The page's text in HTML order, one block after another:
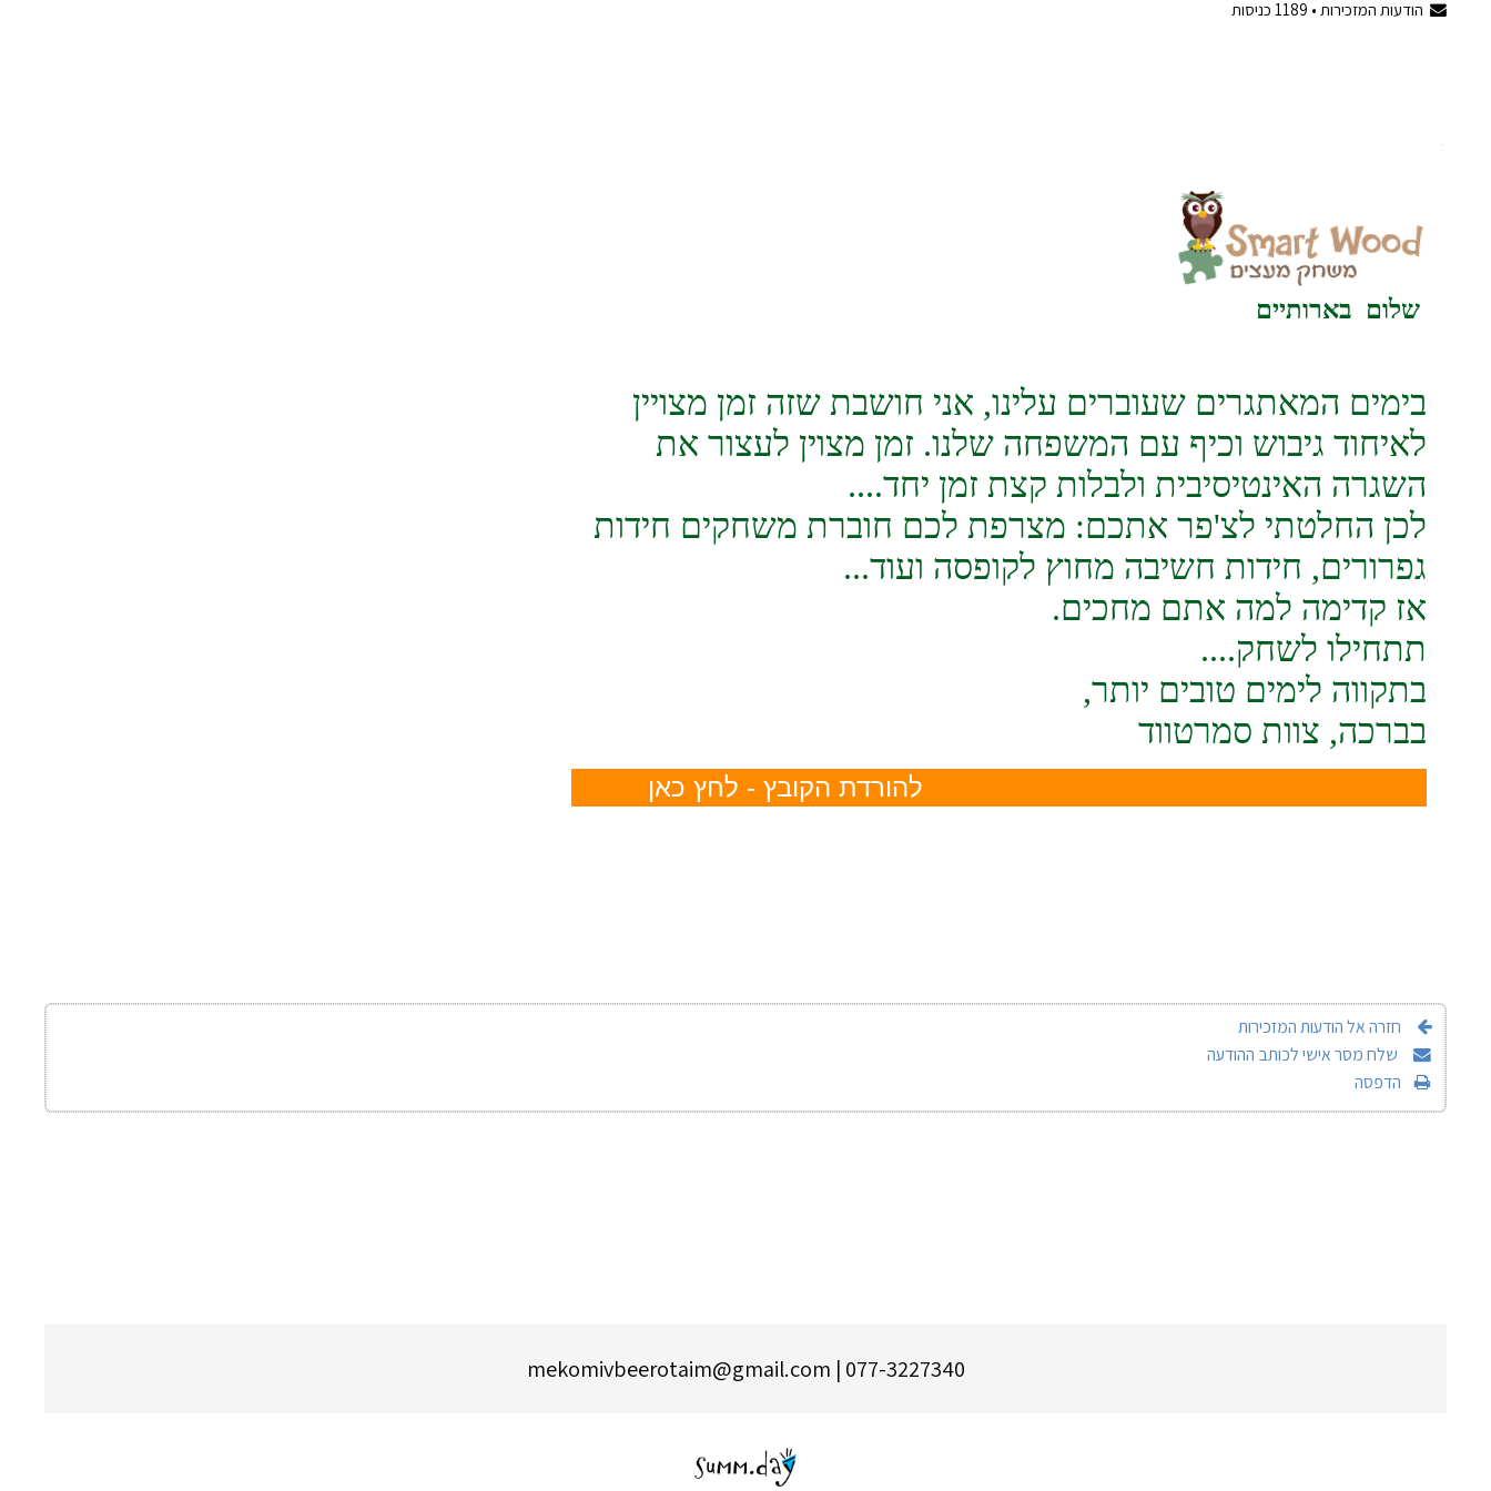
הודעות המזכירות • 1189 כניסות
שלום בארותיים
בימים המאתגרים שעוברים עלינו, אני חושבת שזה זמן מצויין
לאיחוד גיבוש וכיף עם המשפחה שלנו. זמן מצוין לעצור את
השגרה האינטיסיבית ולבלות קצת זמן יחד....
לכן החלטתי לצ'פר אתכם: מצרפת לכם חוברת משחקים חידות
גפרורים, חידות חשיבה מחוץ לקופסה ועוד...
אז קדימה למה אתם מחכים.
תתחילו לשחק....
בתקווה לימים טובים יותר,
בברכה, צוות סמרטווד
להורדת הקובץ - לחץ כאן
חזרה אל הודעות המזכירות
שלח מסר אישי לכותב ההודעה
הדפסה
077-3227340 | mekomivbeerotaim@gmail.com